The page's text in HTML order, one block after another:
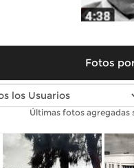
Fotos
Fotos antiguas
Últimas fotos agregadas